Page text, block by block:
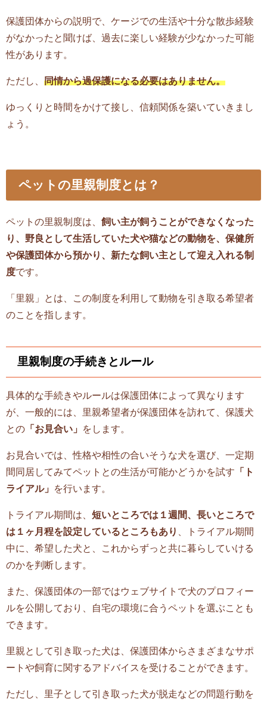
保護団体からの説明で、ケージでの生活や十分な散歩経験
がなかったと聞けば、過去に楽しい経験が少なかった可能
性があります。
ただし、 同情から過保護になる必要はありません。
ゆっくりと時間をかけて接し、信頼関係を築いていきまし
ょう。
ペットの里親制度とは？
ペットの里親制度は、 飼い主が飼うことができなくなった
り、野良として生活していた犬や猫などの動物を、保健所
や保護団体から預かり、新たな飼い主として迎え入れる制
度です。
「里親」とは、この制度を利用して動物を引き取る希望者
のことを指します。
里親制度の手続きとルール
具体的な手続きやルールは保護団体によって異なります
が、一般的には、里親希望者が保護団体を訪れて、保護犬
との 「お見合い」 をします。
お見合いでは、性格や相性の合いそうな犬を選び、一定期
間同居してみてペットとの生活が可能かどうかを試す 「ト
ライアル」
を行います。
トライアル期間は、 短いところでは１週間、長いところで
は１ヶ月程を設定しているところもあり
、トライアル期間
中に、希望した犬と、これからずっと共に暮らしていける
のかを判断します。
また、保護団体の一部ではウェブサイトで犬のプロフィー
ルを公開しており、自宅の環境に合うペットを選ぶことも
できます。
里親として引き取った犬は、保護団体からさまざまなサポ
ートや飼育に関するアドバイスを受けることができます。
ただし、里子として引き取った犬が脱走などの問題行動を